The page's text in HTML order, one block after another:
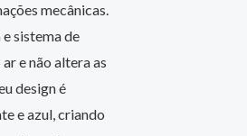
mecânicas.
sistema de
e não altera as
design é
e azul, criando